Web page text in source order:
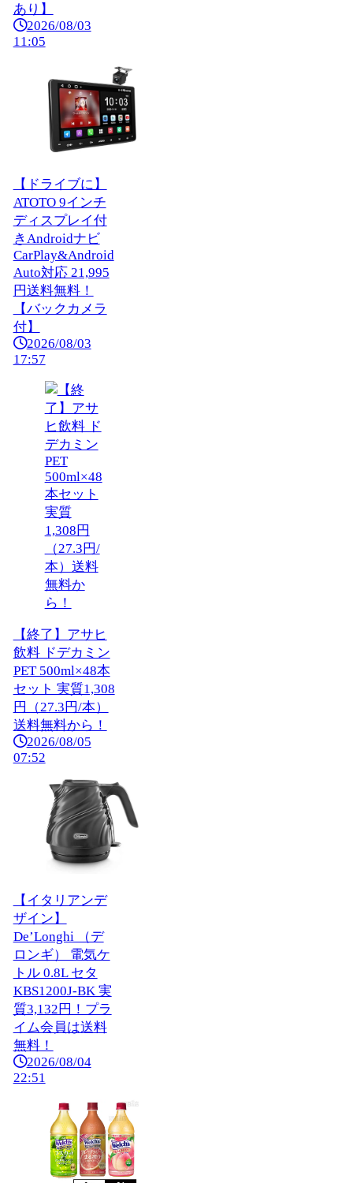
あり】
2026/08/03
11:05
【ドライブに】
ATOTO 9インチ
ディスプレイ付
きAndroidナビ
CarPlay&Android
Auto対応 21,995
円送料無料！
【バックカメラ
付】
2026/08/03
17:57
【終了】アサヒ
飲料 ドデカミン
PET 500ml×48本
セット 実質1,308
円（27.3円/本）
送料無料から！
2026/08/05
07:52
【イタリアンデ
ザイン】
De’Longhi （デ
ロンギ） 電気ケ
トル 0.8L セタ
KBS1200J-BK 実
質3,132円！プラ
イム会員は送料
無料！
2026/08/04
22:51